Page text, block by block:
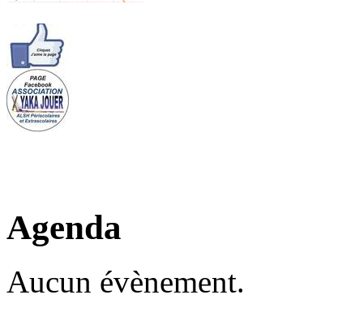
Agenda
Aucun évènement.